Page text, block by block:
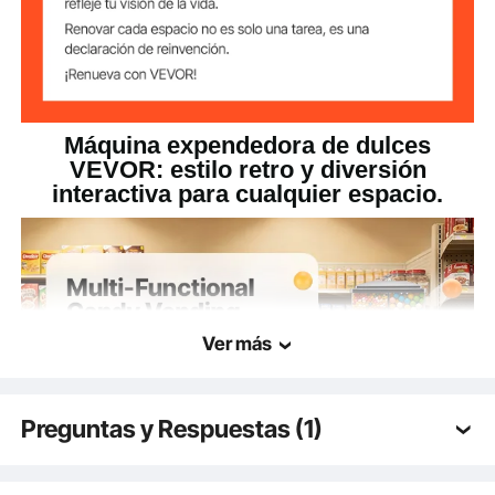
Máquina expendedora de dulces
VEVOR: estilo retro y diversión
interactiva para cualquier espacio.
Ver más
Preguntas y Respuestas (1)